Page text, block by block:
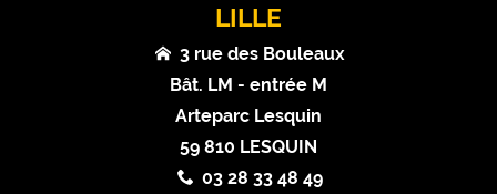
LILLE
3 rue des Bouleaux
Bât. LM - entrée M
Arteparc Lesquin
59 810 LESQUIN
03 28 33 48 49